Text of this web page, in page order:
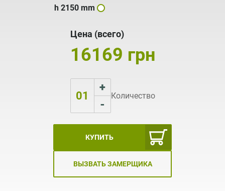
h 2150 mm
Цена (всего)
16169 грн
01
+
-
Количество
КУПИТЬ
ВЫЗВАТЬ ЗАМЕРЩИКА